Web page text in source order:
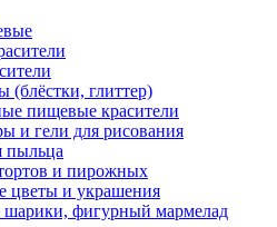
(блёстки, глиттер)
пищевые красители
и гели для рисования
пыльца
и пирожных
цветы и украшения
фигурный мармелад